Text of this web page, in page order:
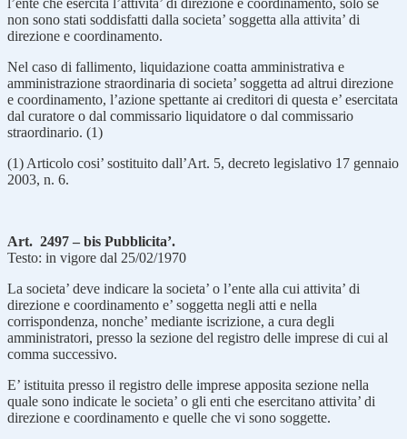
non sono stati soddisfatti dalla societa’ soggetta alla attivita’ di
direzione e coordinamento.
Nel caso di fallimento, liquidazione coatta amministrativa e
amministrazione straordinaria di societa’ soggetta ad altrui direzione
e coordinamento, l’azione spettante ai creditori di questa e’ esercitata
dal curatore o dal commissario liquidatore o dal commissario
straordinario. (1)
(1) Articolo cosi’ sostituito dall’Art. 5, decreto legislativo 17 gennaio
2003, n. 6.
Art. 2497 – bis Pubblicita’.
Testo: in vigore dal 25/02/1970
La societa’ deve indicare la societa’ o l’ente alla cui attivita’ di
direzione e coordinamento e’ soggetta negli atti e nella
corrispondenza, nonche’ mediante iscrizione, a cura degli
amministratori, presso la sezione del registro delle imprese di cui al
comma successivo.
E’ istituita presso il registro delle imprese apposita sezione nella
quale sono indicate le societa’ o gli enti che esercitano attivita’ di
direzione e coordinamento e quelle che vi sono soggette.